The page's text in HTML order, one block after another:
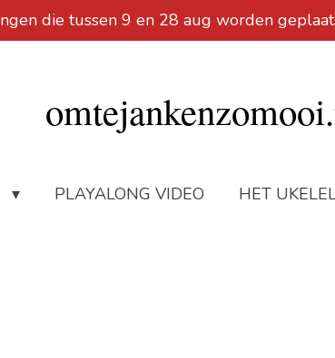
die tussen 9 en 28 aug worden
PLAYALONG VIDEO HET